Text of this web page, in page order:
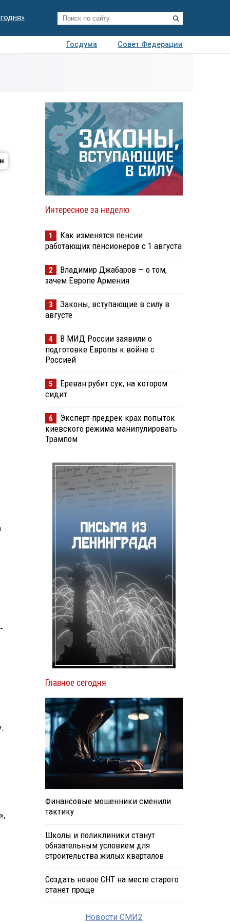
Госдума
Совет Федерации
Интересное за неделю
1
Как изменятся пенсии
работающих пенсионеров с 1 августа
2
Владимир Джабаров — о том,
зачем Европе Армения
3
Законы, вступающие в силу в
августе
4
В МИД России заявили о
подготовке Европы к войне с
Россией
5
Ереван рубит сук, на котором
сидит
6
Эксперт предрек крах попыток
киевского режима манипулировать
Трампом
Главное сегодня
Финансовые мошенники сменили
тактику
Школы и поликлиники станут
обязательным условием для
строительства жилых кварталов
Создать новое СНТ на месте старого
станет проще
Новости СМИ2